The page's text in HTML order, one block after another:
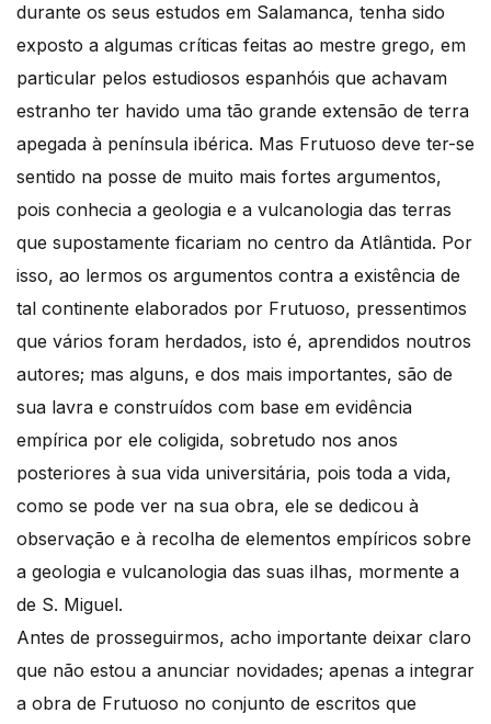
durante os seus estudos em Salamanca, tenha sido
exposto a algumas críticas feitas ao mestre grego, em
particular pelos estudiosos espanhóis que achavam
estranho ter havido uma tão grande extensão de terra
apegada à península ibérica. Mas Frutuoso deve ter-se
sentido na posse de muito mais fortes argumentos,
pois conhecia a geologia e a vulcanologia das terras
que supostamente ficariam no centro da Atlântida. Por
isso, ao lermos os argumentos contra a existência de
tal continente elaborados por Frutuoso, pressentimos
que vários foram herdados, isto é, aprendidos noutros
autores; mas alguns, e dos mais importantes, são de
sua lavra e construídos com base em evidência
empírica por ele coligida, sobretudo nos anos
posteriores à sua vida universitária, pois toda a vida,
como se pode ver na sua obra, ele se dedicou à
observação e à recolha de elementos empíricos sobre
a geologia e vulcanologia das suas ilhas, mormente a
de S. Miguel.
Antes de prosseguirmos, acho importante deixar claro
que não estou a anunciar novidades; apenas a integrar
a obra de Frutuoso no conjunto de escritos que